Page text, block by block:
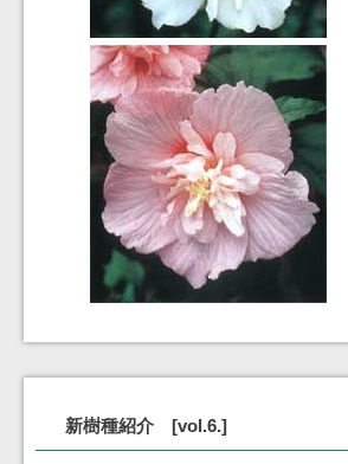
新樹種紹介 [vol.6.]